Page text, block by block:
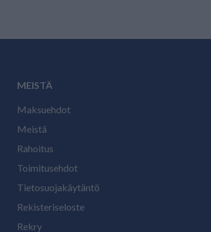
MEISTÄ
Maksuehdot
Meistä
Rahoitus
Toimitusehdot
Tietosuojakäytäntö
Rekisteriseloste
Rekry